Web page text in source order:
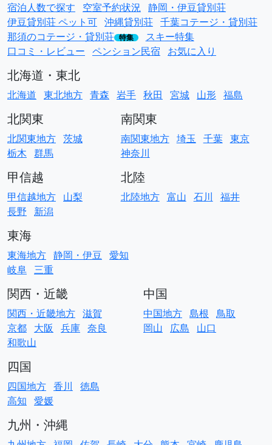
宿泊人数で探す
空室予約状況 静岡・伊豆貸別荘
伊豆貸別荘 ペット可 沖縄貸別荘 千葉コテージ・貸別荘
那須のコテージ・貸別荘 特集
スキー特集
口コミ・レビュー ペンション民宿 お気に入り
北海道・東北
北海道 東北地方 青森 岩手 秋田 宮城 山形 福島
北関東
北関東地方 茨城
栃木 群馬
南関東
南関東地方 埼玉 千葉 東京
神奈川
甲信越
甲信越地方 山梨
長野
新潟
北陸
北陸地方 富山 石川 福井
東海
東海地方 静岡・伊豆 愛知
岐阜 三重
関西・近畿
関西・近畿地方 滋賀
京都 大阪 兵庫 奈良
和歌山
中国
中国地方 島根 鳥取
岡山
広島 山口
四国
四国地方 香川
徳島
高知 愛媛
九州・沖縄